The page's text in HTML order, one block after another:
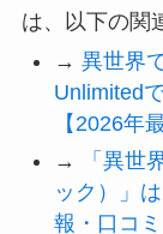
は、以下の関
→ 異世界
Unlimited
【2026年
→
「異世
ック）」
報・口コ